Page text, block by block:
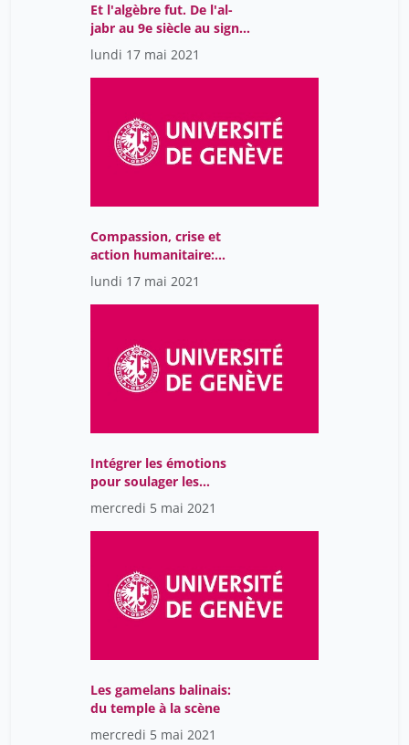
Et l'algèbre fut. De l'al-
jabr au 9e siècle au signe
égal en 1557
lundi 17 mai 2021
Compassion, crise et
action humanitaire:
quand l'humanité est en
jeu
lundi 17 mai 2021
Intégrer les émotions
pour soulager les
douleurs chroniques
mercredi 5 mai 2021
Les gamelans balinais:
du temple à la scène
mercredi 5 mai 2021